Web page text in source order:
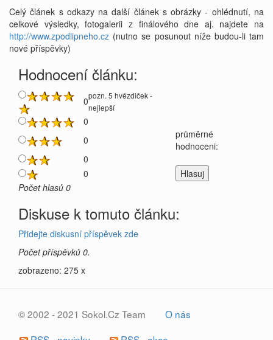
Celý článek s odkazy na další článek s obrázky - ohlédnutí, na
celkové výsledky, fotogalerii z finálového dne aj. najdete na
http://www.zpodlipneho.cz (nutno se posunout níže budou-li tam
nové příspěvky)
Hodnocení článku:
0pozn. 5 hvězdiček -
nejlepší
0
0
průměrné
hodnoceni:
0
0
Počet hlasů 0
Diskuse k tomuto článku:
Přidejte diskusní příspěvek zde
Počet příspěvků 0.
zobrazeno: 275 x
© 2002 - 2021 Sokol.Cz Team
O nás